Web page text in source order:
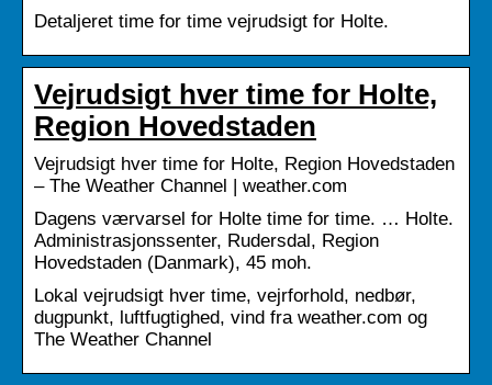
Detaljeret time for time vejrudsigt for Holte.
Vejrudsigt hver time for Holte,
Region Hovedstaden
Vejrudsigt hver time for Holte, Region Hovedstaden
– The Weather Channel | weather.com
Dagens værvarsel for Holte time for time. … Holte.
Administrasjonssenter, Rudersdal, Region
Hovedstaden (Danmark), 45 moh.
Lokal vejrudsigt hver time, vejrforhold, nedbør,
dugpunkt, luftfugtighed, vind fra weather.com og
The Weather Channel